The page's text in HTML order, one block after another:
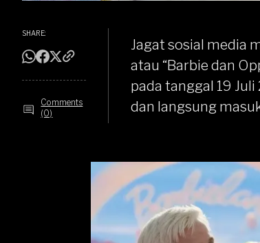
SHARE:
Comments
(0)
Jagat sosial media
atau “Barbie dan
pada tanggal 19
dan langsung